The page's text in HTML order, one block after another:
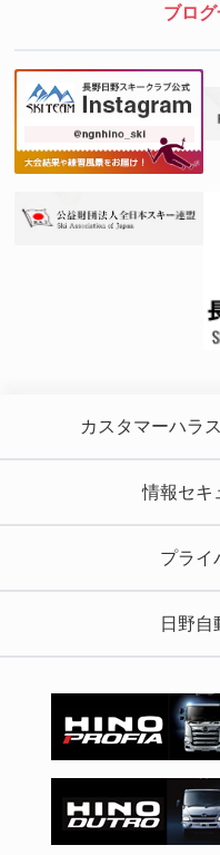
ブロ
カスタマーハラ
情報セキ
プライ
日野自